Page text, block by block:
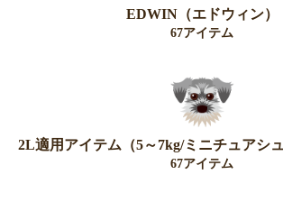
EDWIN（エドウィン）
67アイテム
2L適用アイテム（5～7kg/ミニチュアシ
67アイテム